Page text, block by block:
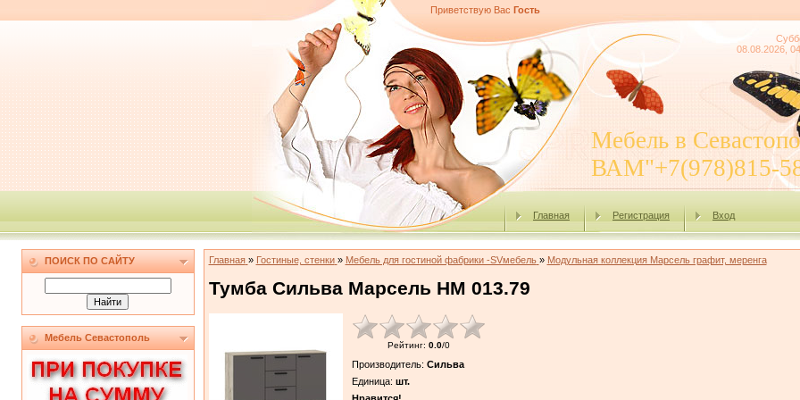
Приветствую Вас Гость
08.08.2026,
Мебель в
ВАМ"+7(978)815-
Главная Регистрация Вход
ПОИСК ПО САЙТУ
Мебель Севастополь
Главная » Гостиные, стенки » Мебель для гостиной фабрики -SVмебель » Модульная коллекция Марсель графит, меренга
Тумба Сильва Марсель НМ 013.79
Рейтинг: 0.0/0
Производитель: Сильва
Единица: шт.
Нравится!